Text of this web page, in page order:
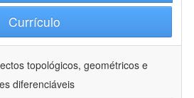
Currículo
topológicos, geométricos e
diferenciáveis